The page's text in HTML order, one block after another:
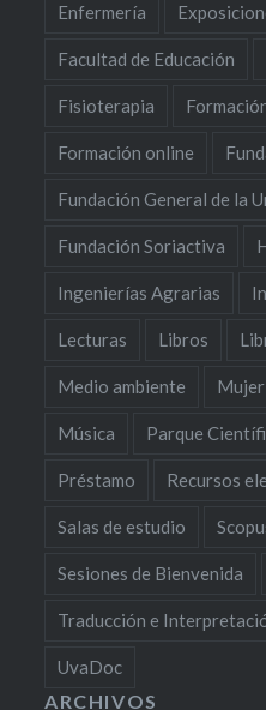
Enfermería
Facultad de Educación
Fisioterapia
Formación online
Fundación General de la
Fundación Soriactiva
Ingenierías Agrarias
Lecturas Libros
Medio ambiente Mujer
Música Parque
Préstamo Recursos
Salas de estudio
Sesiones de Bienvenida
Traducción e
UvaDoc
ARCHIVOS